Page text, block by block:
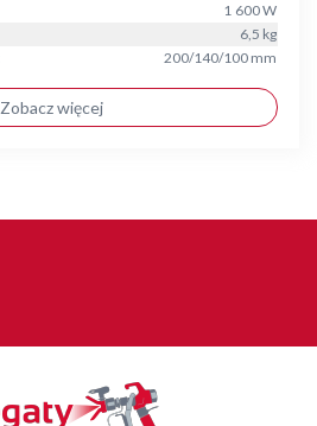
1 600 W
6,5 kg
200/140/100 mm
Zobacz więcej